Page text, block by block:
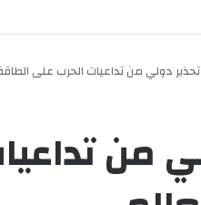
تحذير دولي من تداعيات الحرب على
من